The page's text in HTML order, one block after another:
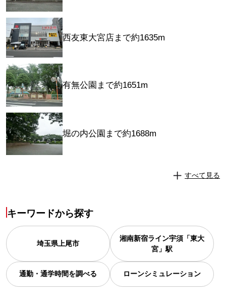
西友東大宮店まで約1635m
有無公園まで約1651m
堀の内公園まで約1688m
すべて見る
キーワードから探す
埼玉県上尾市
湘南新宿ライン宇須「東大
宮」駅
通勤・通学時間を調べる ローンシミュレーション